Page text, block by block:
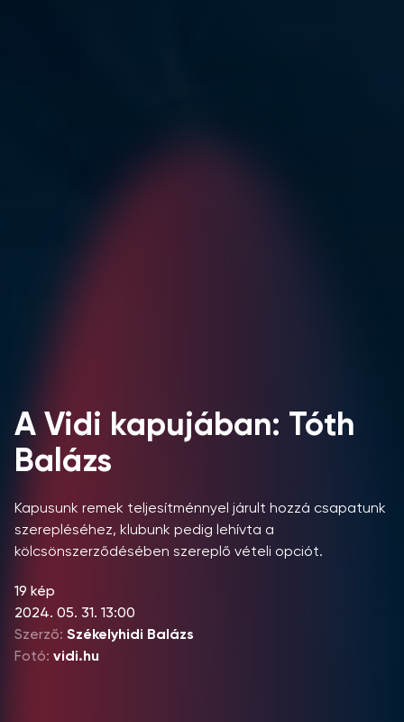
A Vidi kapujában: Tóth
Balázs
Kapusunk remek teljesítménnyel járult hozzá csapatunk
szerepléséhez, klubunk pedig lehívta a
kölcsönszerződésében szereplő vételi opciót.
19 kép
2024. 05. 31. 13:00
Szerző: Székelyhidi Balázs
Fotó: vidi.hu